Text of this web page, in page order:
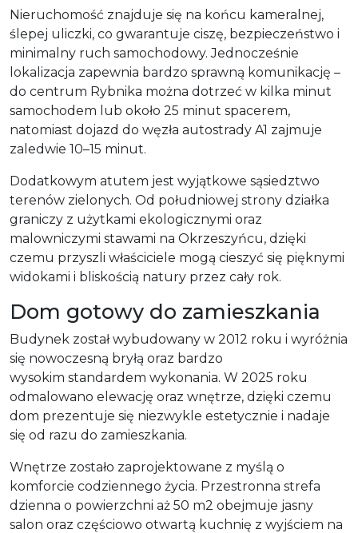
Nieruchomość znajduje się na końcu kameralnej,
ślepej uliczki, co gwarantuje ciszę, bezpieczeństwo i
minimalny ruch samochodowy. Jednocześnie
lokalizacja zapewnia bardzo sprawną komunikację –
do centrum Rybnika można dotrzeć w kilka minut
samochodem lub około 25 minut spacerem,
natomiast dojazd do węzła autostrady A1 zajmuje
zaledwie 10–15 minut.
Dodatkowym atutem jest wyjątkowe sąsiedztwo
terenów zielonych. Od południowej strony działka
graniczy z użytkami ekologicznymi oraz
malowniczymi stawami na Okrzeszyńcu, dzięki
czemu przyszli właściciele mogą cieszyć się pięknymi
widokami i bliskością natury przez cały rok.
Dom gotowy do zamieszkania
Budynek został wybudowany w 2012 roku i wyróżnia
się nowoczesną bryłą oraz bardzo
wysokim standardem wykonania. W 2025 roku
odmalowano elewację oraz wnętrze, dzięki czemu
dom prezentuje się niezwykle estetycznie i nadaje
się od razu do zamieszkania.
Wnętrze zostało zaprojektowane z myślą o
komforcie codziennego życia. Przestronna strefa
dzienna o powierzchni aż 50 m2 obejmuje jasny
salon oraz częściowo otwartą kuchnię z wyjściem na